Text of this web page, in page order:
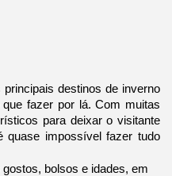
destinos de inverno
fazer por lá. Com muitas
para deixar o visitante
quase impossível fazer tudo